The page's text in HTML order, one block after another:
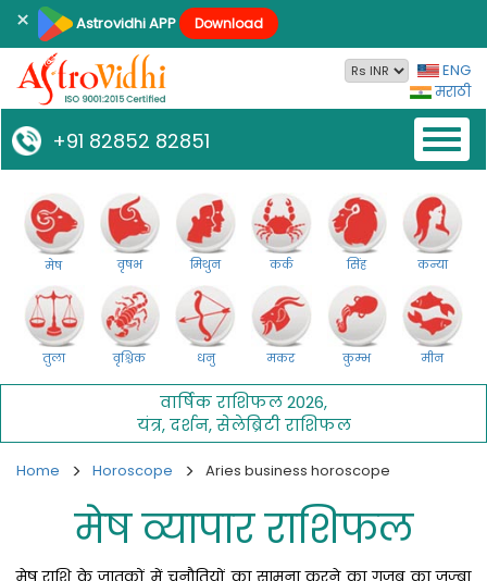
× Astrovidhi APP Download
ENG
मराठी
+91 82852 82851
मेष वृषभ मिथुन कर्क सिंह कन्या
तुला वृश्चिक धनु मकर कुम्भ मीन
वार्षिक राशिफल 2026,
यंत्र,दर्शन,सेलेब्रिटी राशिफल
Home Horoscope Aries business horoscope
मेष व्यापार राशिफल
मेष राशि के जातकों में चुनौतियों का सामना करने का गजब का जज्‍बा